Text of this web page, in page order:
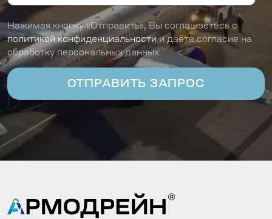
Нажимая кнопку «Отправить», Вы соглашаетесь с
политикой конфиденциальностии даёте согласие на
обработку персональных данных